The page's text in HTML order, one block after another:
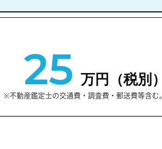
25 万円（税別）
※不動産鑑定士の交通費・調査費・郵送費等含む。